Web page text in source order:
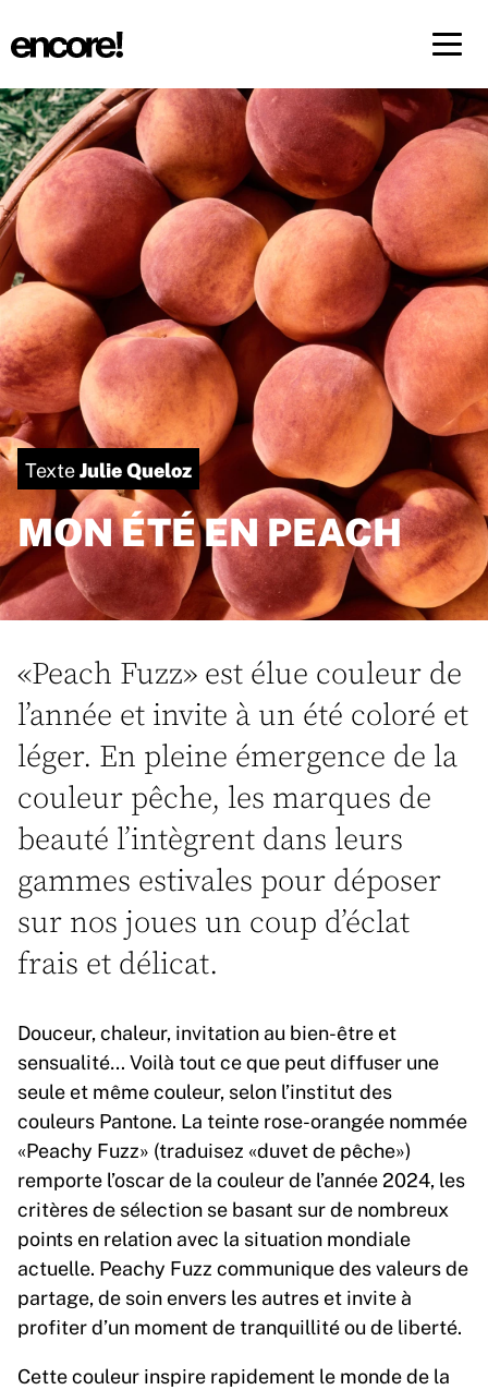
FR DE
TexteJulie Queloz
MON ÉTÉ EN PEACH
«Peach Fuzz» est élue couleur de
l’année et invite à un été coloré et
léger. En pleine émergence de la
couleur pêche, les marques de
beauté l’intègrent dans leurs
gammes estivales pour déposer
sur nos joues un coup d’éclat
frais et délicat.
Douceur, chaleur, invitation au bien-être et
sensualité… Voilà tout ce que peut diffuser une
seule et même couleur, selon l’institut des
couleurs Pantone. La teinte rose-orangée nommée
«Peachy Fuzz» (traduisez «duvet de pêche»)
remporte l’oscar de la couleur de l’année 2024, les
critères de sélection se basant sur de nombreux
points en relation avec la situation mondiale
actuelle. Peachy Fuzz communique des valeurs de
partage, de soin envers les autres et invite à
profiter d’un moment de tranquillité ou de liberté.
Cette couleur inspire rapidement le monde de la